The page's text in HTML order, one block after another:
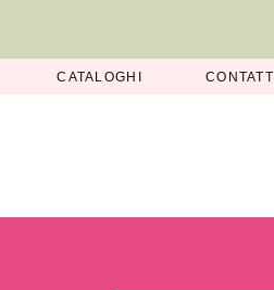
CATALOGHI CONTATTI